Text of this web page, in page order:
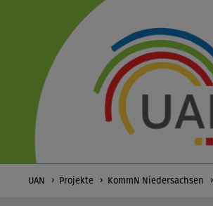
UAN Projekte KommN Niedersachsen